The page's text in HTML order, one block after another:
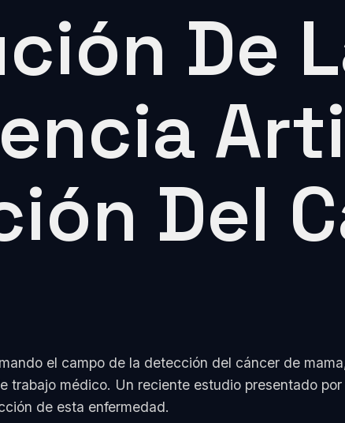
De
Del
el campo de la detección del cáncer de
trabajo médico. Un reciente estudio presentado por
de esta enfermedad.